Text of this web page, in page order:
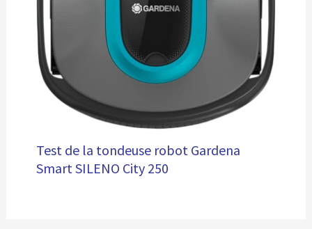
Test de la tondeuse robot Gardena
Smart SILENO City 250